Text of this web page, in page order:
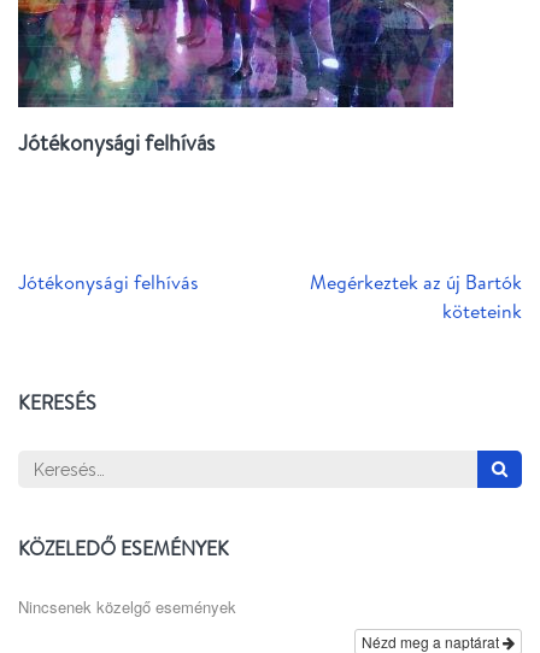
Jótékonysági felhívás
Bejegyzés
Jótékonysági felhívás
Megérkeztek az új Bartók
köteteink
KERESÉS
Keresés:
KÖZELEDŐ ESEMÉNYEK
Nincsenek közelgő események
Nézd meg a naptárat